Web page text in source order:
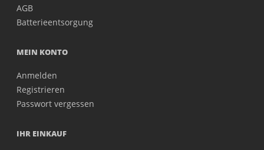
AGB
Batterieentsorgung
MEIN KONTO
Anmelden
Registrieren
Passwort vergessen
IHR EINKAUF